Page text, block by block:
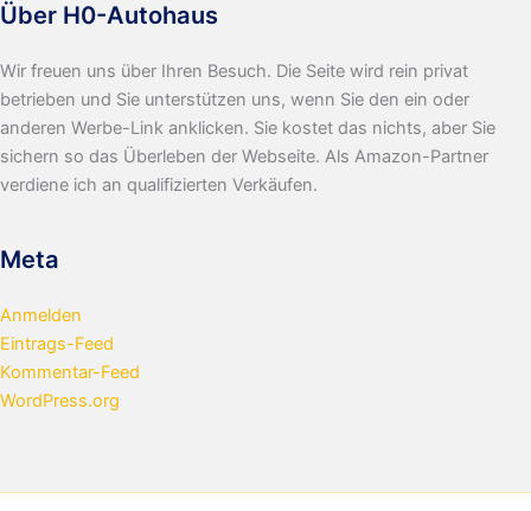
Über H0-Autohaus
Wir freuen uns über Ihren Besuch. Die Seite wird rein privat
betrieben und Sie unterstützen uns, wenn Sie den ein oder
anderen Werbe-Link anklicken. Sie kostet das nichts, aber Sie
sichern so das Überleben der Webseite. Als Amazon-Partner
verdiene ich an qualifizierten Verkäufen.
Meta
Anmelden
Eintrags-Feed
Kommentar-Feed
WordPress.org